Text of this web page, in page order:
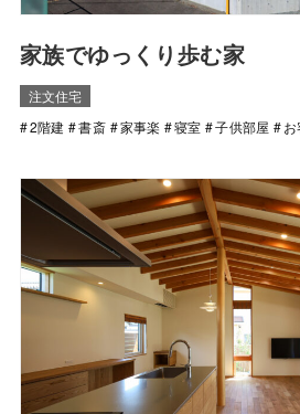
家族でゆっくり歩む家
注文住宅
2階建
書斎 家事楽 寝室 子供部屋